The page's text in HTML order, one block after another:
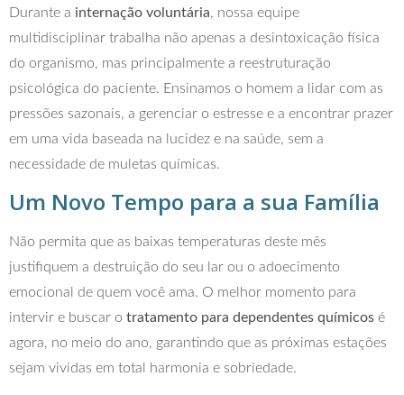
Durante a internação voluntária, nossa equipe
multidisciplinar trabalha não apenas a desintoxicação física
do organismo, mas principalmente a reestruturação
psicológica do paciente. Ensinamos o homem a lidar com as
pressões sazonais, a gerenciar o estresse e a encontrar prazer
em uma vida baseada na lucidez e na saúde, sem a
necessidade de muletas químicas.
Um Novo Tempo para a sua Família
Não permita que as baixas temperaturas deste mês
justifiquem a destruição do seu lar ou o adoecimento
emocional de quem você ama. O melhor momento para
intervir e buscar o tratamento para dependentes químicos é
agora, no meio do ano, garantindo que as próximas estações
sejam vividas em total harmonia e sobriedade.